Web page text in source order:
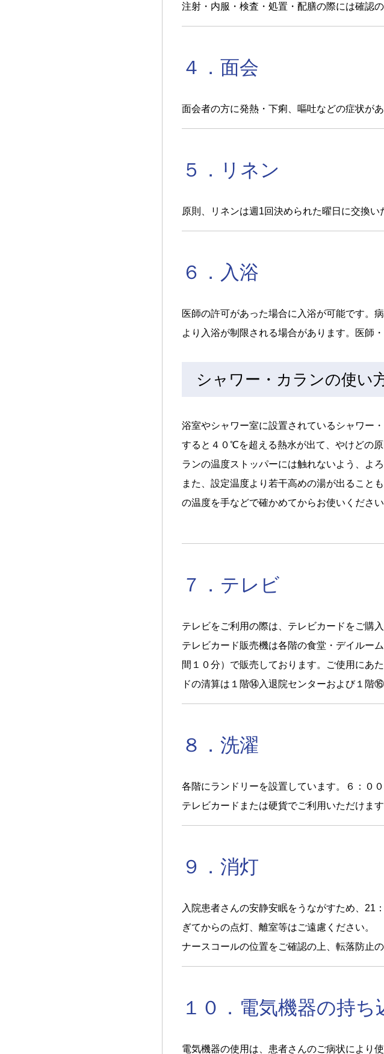
注射・内服・検査・処置・配膳の際には確認
４．面会
面会者の方に発熱・下痢、嘔吐などの症状が
５．リネン
原則、リネンは週1回決められた曜日に交換
６．入浴
医師の許可があった場合に入浴が可能です。
より入浴が制限される場合があります。医師
シャワー・カランの使い
浴室やシャワー室に設置されているシャワー
すると４０℃を超える熱水が出て、やけどの
ランの温度ストッパーには触れないよう、よ
また、設定温度より若干高めの湯が出ること
の温度を手などで確かめてからお使いください
７．テレビ
テレビをご利用の際は、テレビカードをご購入
テレビカード販売機は各階の食堂・デイルー
間１０分）で販売しております。ご使用にあ
ドの清算は１階⑭入退院センターおよび１階
８．洗濯
各階にランドリーを設置しています。６：０
テレビカードまたは硬貨でご利用いただけます
９．消灯
入院患者さんの安静安眠をうながすため、21
ぎてからの点灯、離室等はご遠慮ください。
ナースコールの位置をご確認の上、転落防止
１０．電気機器の持ち
電気機器の使用は、患者さんのご病状により